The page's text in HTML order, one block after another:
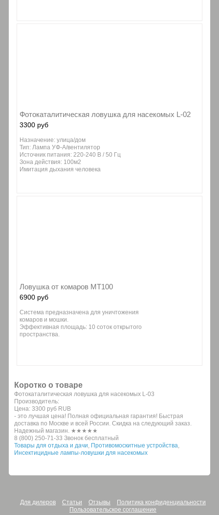
Фотокаталитическая ловушка для насекомых L-02
3300 руб
Назначение: улица/дом
Тип: Лампа УФ-А/вентилятор
Источник питания: 220-240 В / 50 Гц
Зона действия: 100м2
Имитация дыхания человека
Ловушка от комаров MT100
6900 руб
Система предназначена для уничтожения
комаров и мошки.
Эффективная площадь: 10 соток открытого
пространства.
Коротко о товаре
Фотокаталитическая ловушка для насекомых L-03
Производитель:
Цена: 3300 руб RUB
- это лучшая цена! Полная официальная гарантия! Быстрая
доставка по Москве и всей России. Скидка на следующий заказ.
Надежный магазин. ★★★★★
8 (800) 250-71-33 Звонок бесплатный
Товары для отдыха и дачи Противомоскитные устройства
Инсектицидные лампы-ловушки для насекомых
Для дилеров Статьи Отзывы
Политика конфиденциальности
Пользовательское соглашение